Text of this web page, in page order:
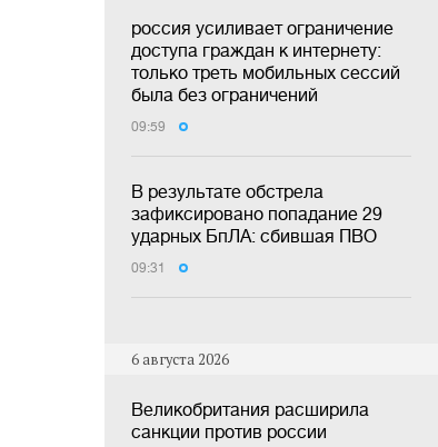
россия усиливает ограничение
доступа граждан к интернету:
только треть мобильных сессий
была без ограничений
09:59
В результате обстрела
зафиксировано попадание 29
ударных БпЛА: сбившая ПВО
09:31
6 августа 2026
Великобритания расширила
санкции против россии